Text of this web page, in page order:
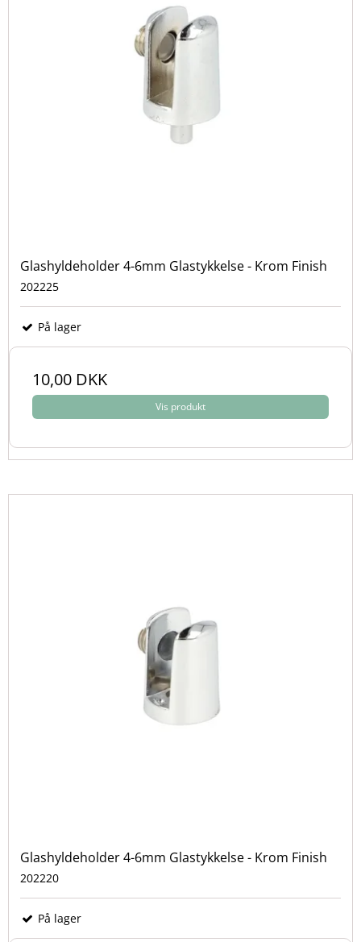
Glashyldeholder 4-6mm Glastykkelse - Krom Finish
202225
På lager
10,00 DKK
Vis produkt
Glashyldeholder 4-6mm Glastykkelse - Krom Finish
202220
På lager